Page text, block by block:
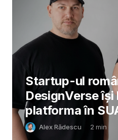
Startup-ul
DesignVerse își
platforma în
Alex Rădescu 2 min